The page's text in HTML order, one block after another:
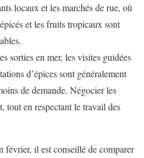
locaux et les marchés de rue, où
et les fruits tropicaux sont
sorties en mer, les visites guidées
d’épices sont généralement
de demande. Négocier les
tout en respectant le travail des
février, il est conseillé de comparer